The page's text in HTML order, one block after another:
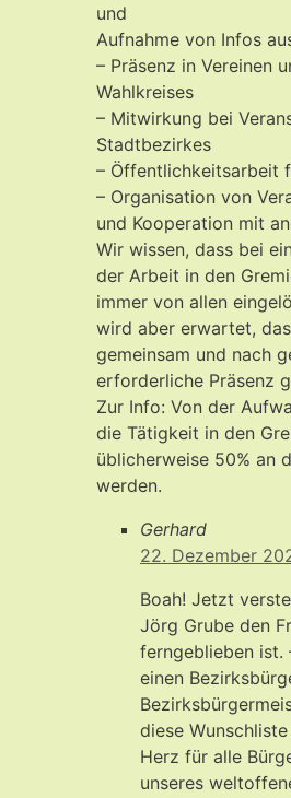
und
Aufnahme von Infos
– Präsenz in Vereinen
Wahlkreises
– Mitwirkung bei
Stadtbezirkes
– Öffentlichkeitsarbeit
– Organisation von
und Kooperation mit
Wir wissen, dass bei
der Arbeit in den
immer von allen
wird aber erwartet,
gemeinsam und nach
erforderliche Präsenz
Zur Info: Von der
die Tätigkeit in den
üblicherweise 50% an
werden.
Gerhard
22. Dezember
Boah! Jetzt
Jörg Grube den
ferngeblieben ist.
einen
diese
Herz für alle
unseres